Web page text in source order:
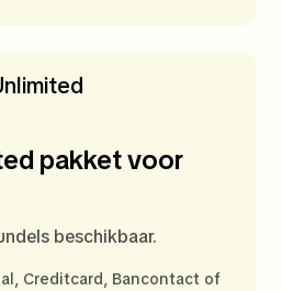
pakket voor
beschikbaar.
Creditcard, Bancontact of